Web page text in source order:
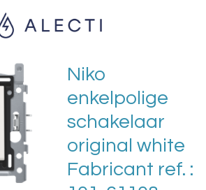
Niko
enkelpolige
schakelaar
original white
Fabricant ref. :